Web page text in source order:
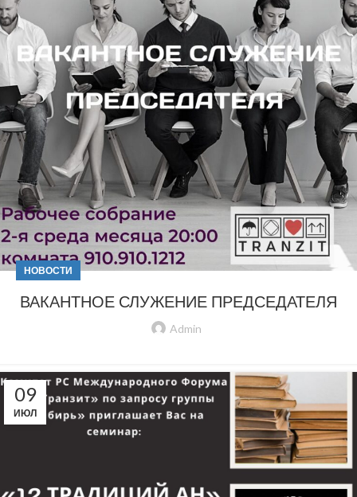
НОВОСТИ
ВАКАНТНОЕ СЛУЖЕНИЕ ПРЕДСЕДАТЕЛЯ
Admin
09
ИЮЛ